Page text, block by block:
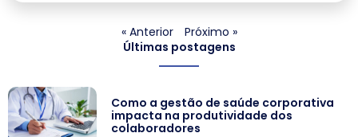
« Anterior
Próximo »
Últimas postagens
Como a gestão de saúde corporativa
impacta na produtividade dos
colaboradores